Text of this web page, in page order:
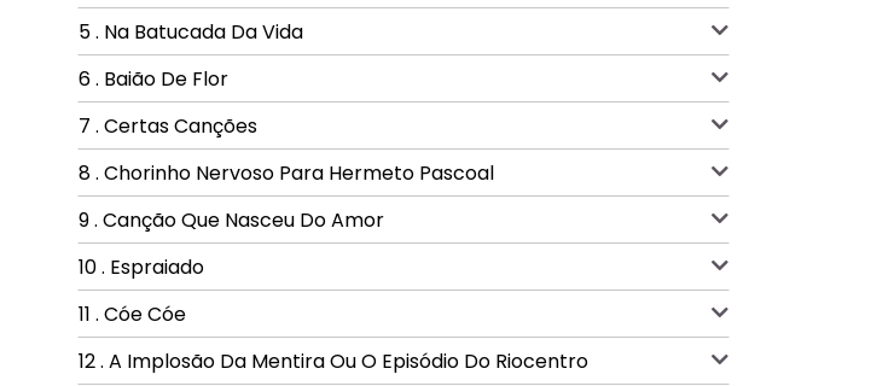
5 . Na Batucada Da Vida
6 . Baião De Flor
7 . Certas Canções
8 . Chorinho Nervoso Para Hermeto Pascoal
9 . Canção Que Nasceu Do Amor
10 . Espraiado
11 . Cóe Cóe
12 . A Implosão Da Mentira Ou O Episódio Do Riocentro